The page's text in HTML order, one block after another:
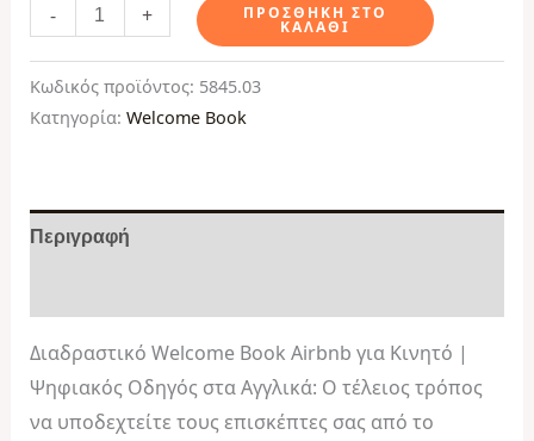
- + ΠΡΟΣΘΉΚΗ ΣΤΟ
ΚΑΛΆΘΙ
Κωδικός προϊόντος: 5845.03
Κατηγορία: Welcome Book
Περιγραφή
Διαδραστικό Welcome Book Airbnb για Κινητό |
Ψηφιακός Οδηγός στα Αγγλικά: Ο τέλειος τρόπος
να υποδεχτείτε τους επισκέπτες σας από το